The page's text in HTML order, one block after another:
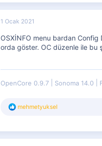
1 Ocak 2021
OSXİNFO menu bardan Config
orda göster. OC düzenle ile bu
OpenCore 0.9.7 Sonoma 14.0
T
k
i
mehmetyuksel